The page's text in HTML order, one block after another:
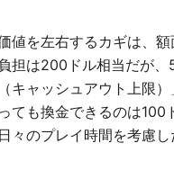
値を左右するカギは、
担は200ドル相当だが
（キャッシュアウト上限
っても換金できるのは100
日々のプレイ時間を考慮し